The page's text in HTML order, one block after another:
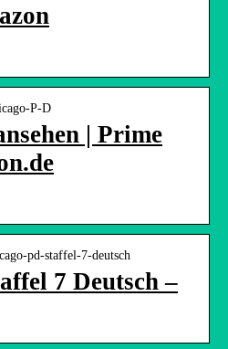
P-D
| Prime
pd-staffel-7-deutsch
7 Deutsch –